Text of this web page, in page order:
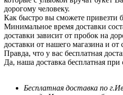
дорогому человеку.
Как быстро вы сможете привезти
Минимальное время доставки
доставки зависит от пробок на
доставки от нашего магазина и от
Правда, что у вас бесплатная
Да, наша доставка бесплатная
Бесплатная доставка по